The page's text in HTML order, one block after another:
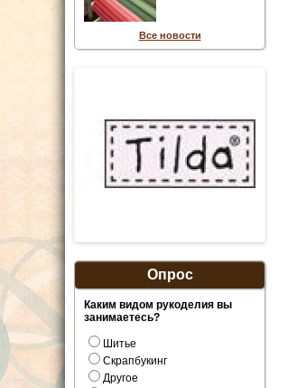
Все новости
Опрос
Каким видом рукоделия вы
занимаетесь?
Шитье
Скрапбукинг
Другое